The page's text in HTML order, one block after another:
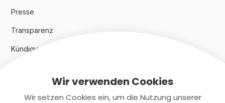
Presse
Transparenz
Kündigungsindex 2024
RechtlichesWir verwenden Cookies
Wir setzen Cookies ein, um die Nutzung unserer